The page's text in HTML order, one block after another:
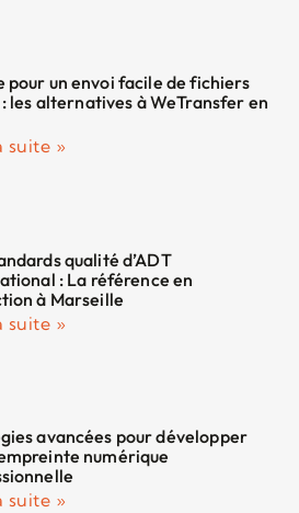
pour un envoi facile de fichiers
les alternatives à WeTransfer en
suite »
qualité d’ADT
: La référence en
à Marseille
suite »
avancées pour développer
numérique
suite »